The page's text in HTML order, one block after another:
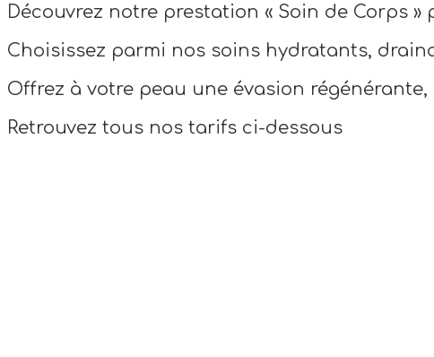
Découvrez notre prestation « Soin de Corps
Choisissez parmi nos soins hydratants,
Offrez à votre peau une évasion
Retrouvez tous nos tarifs ci-dessous